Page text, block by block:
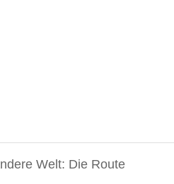
Welt: Die Route